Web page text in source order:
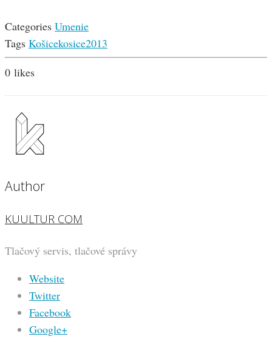
Categories Umenie
Tags Košicekosice2013
0 likes
Author
KUULTUR COM
Tlačový servis, tlačové správy
Website
Twitter
Facebook
Google+